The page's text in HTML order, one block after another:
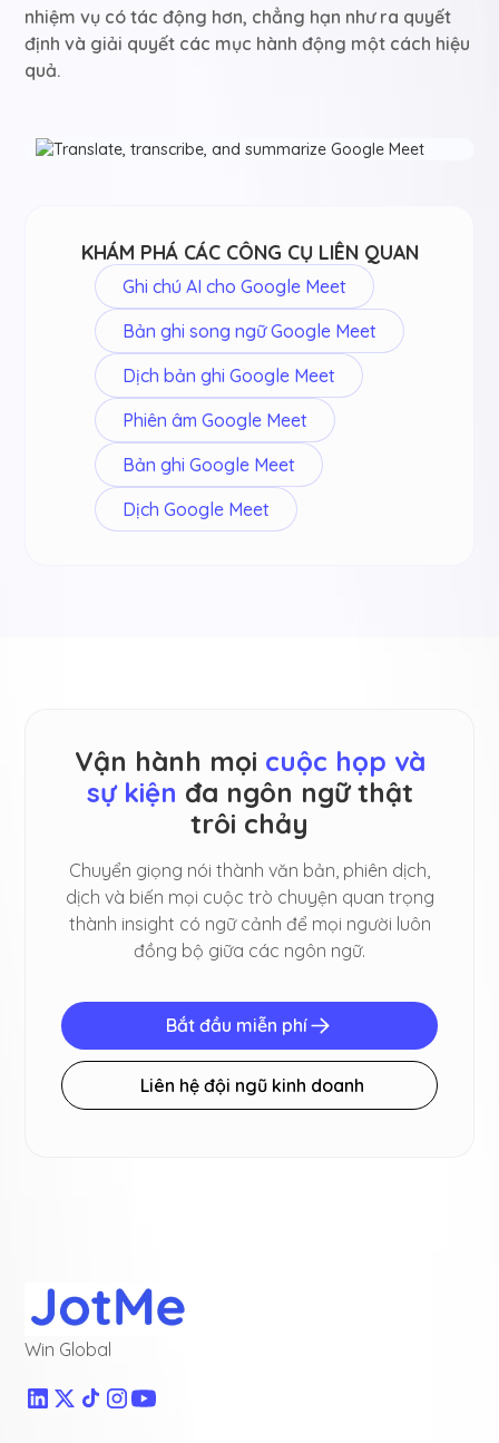
nhiệm vụ có tác động hơn, chẳng hạn như ra quyết
định và giải quyết các mục hành động một cách hiệu
quả.
KHÁM PHÁ CÁC CÔNG CỤ LIÊN QUAN
Ghi chú AI cho Google Meet
Bản ghi song ngữ Google Meet
Dịch bản ghi Google Meet
Phiên âm Google Meet
Bản ghi Google Meet
Dịch Google Meet
Vận hành mọi cuộc họp và
sự kiện đa ngôn ngữ thật
trôi chảy
Chuyển giọng nói thành văn bản, phiên dịch,
dịch và biến mọi cuộc trò chuyện quan trọng
thành insight có ngữ cảnh để mọi người luôn
đồng bộ giữa các ngôn ngữ.
Bắt đầu miễn phí
Liên hệ đội ngũ kinh doanh
Win Global